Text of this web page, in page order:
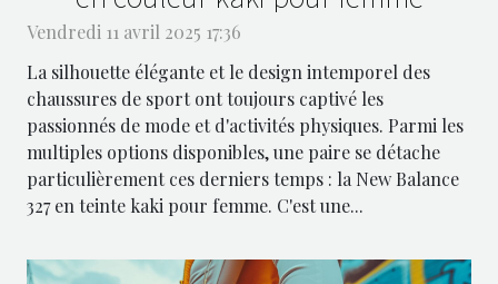
Vendredi 11 avril 2025 17:36
La silhouette élégante et le design intemporel des
chaussures de sport ont toujours captivé les
passionnés de mode et d'activités physiques. Parmi les
multiples options disponibles, une paire se détache
particulièrement ces derniers temps : la New Balance
327 en teinte kaki pour femme. C'est une...